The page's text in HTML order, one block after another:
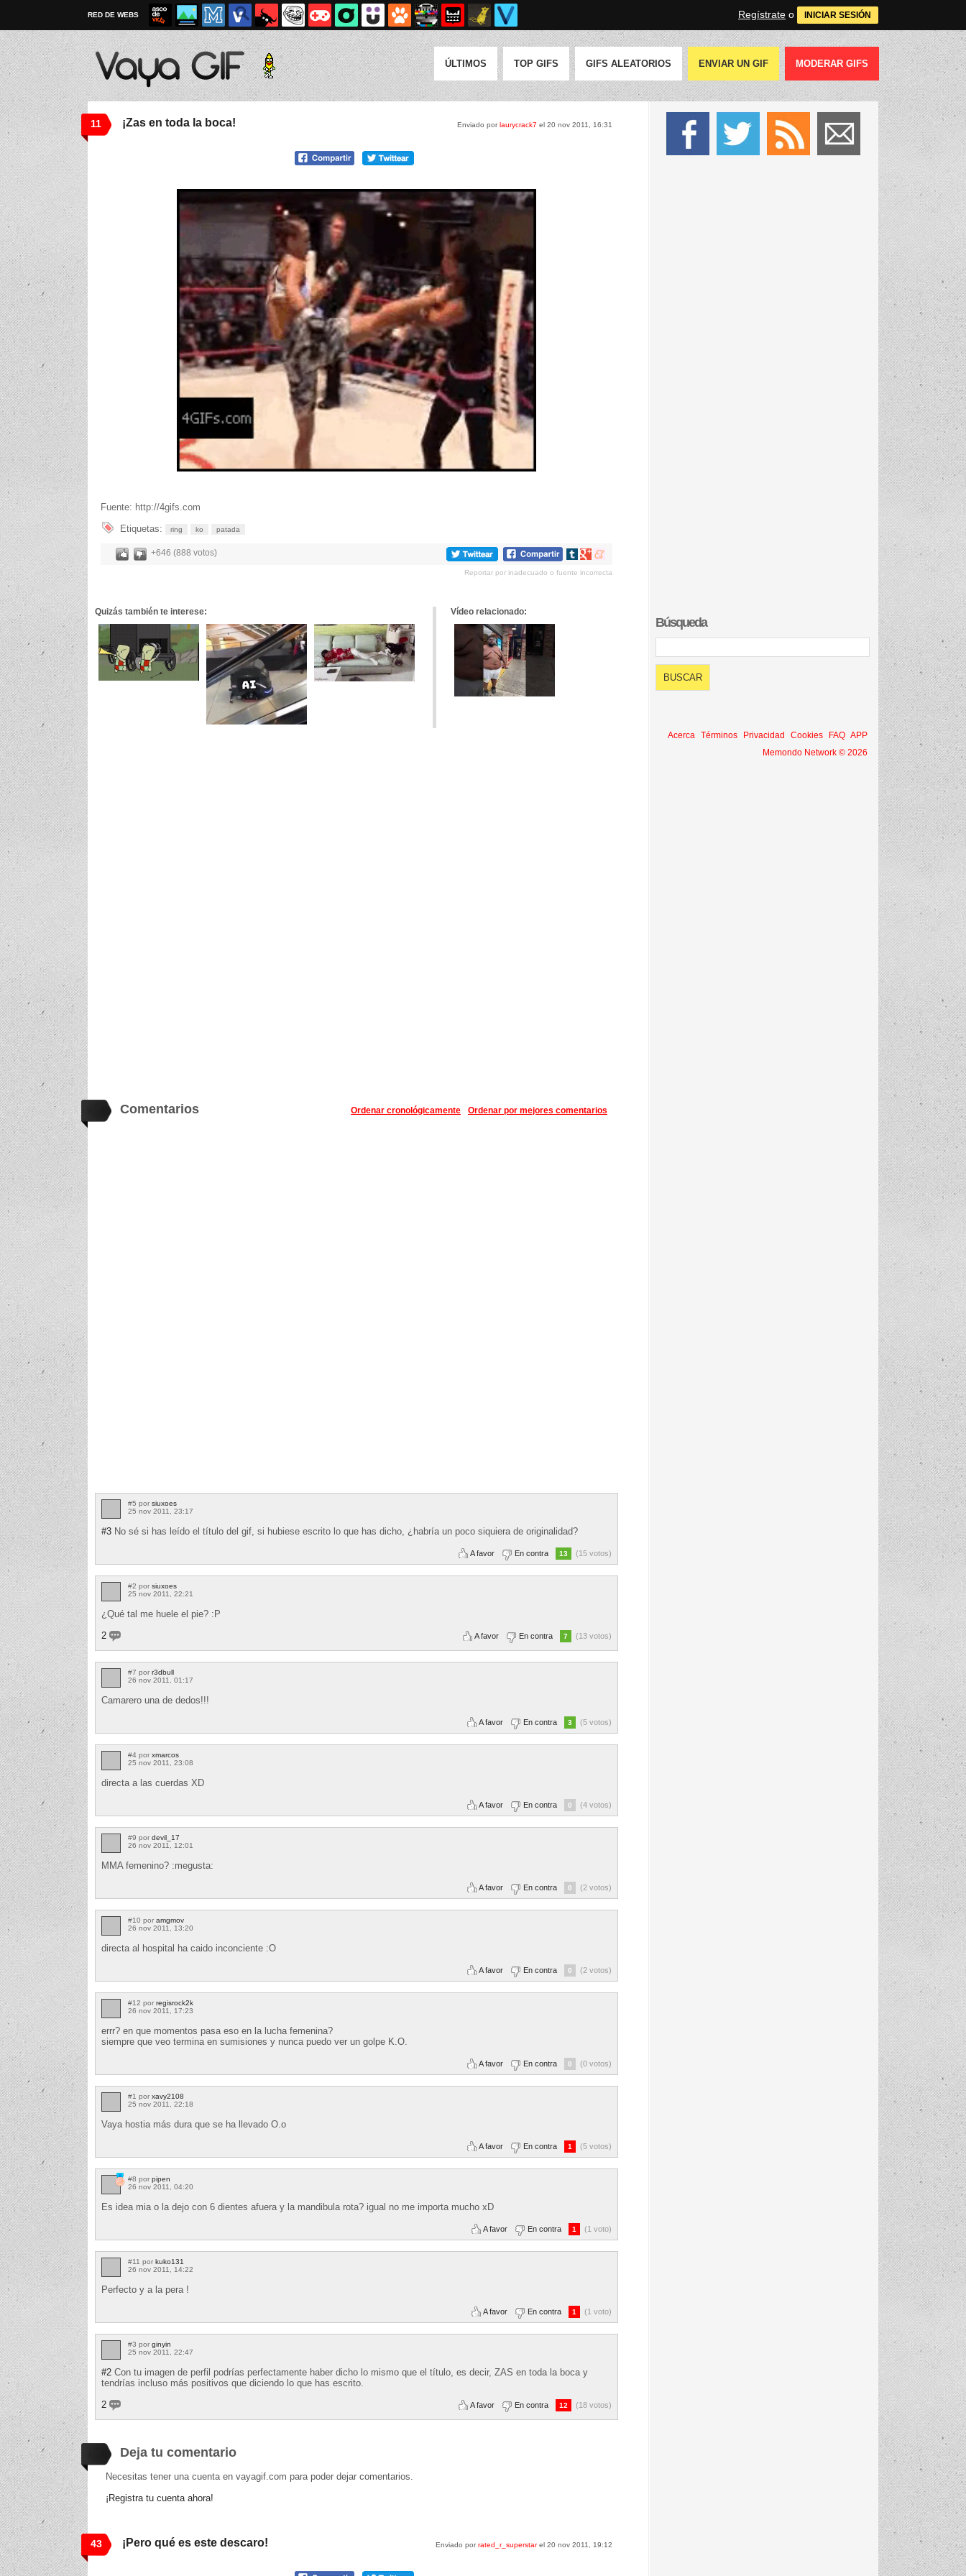
RED DE WEBS Regístrate o INICIAR SESIÓN
ÚLTIMOS TOP GIFS GIFS ALEATORIOS ENVIAR UN GIF MODERAR GIFS
11 Enviado porlaurycrack7 el 20 nov 2011, 16:31
¡Zas en toda la boca!
Fuente: http://4gifs.com
Etiquetas:
ring ko patada
+646 (888 votos)
Compartir
tumblr
Compartir
Google+
Compartir
meneame
Reportar por inadecuado o fuente incorrecta
Quizás también te interese: Vídeo relacionado:
Comentarios Ordenar por mejores comentarios
Ordenar cronológicamente
#5 por siuxoes
25 nov 2011, 23:17
#3 No sé si has leído el título del gif, si hubiese escrito lo que has dicho, ¿habría un poco siquiera de originalidad?
A favor En contra 13 (15 votos)
#2 por siuxoes
25 nov 2011, 22:21
¿Qué tal me huele el pie? :P
2
A favor En contra 7 (13 votos)
#7 por r3dbull
26 nov 2011, 01:17
Camarero una de dedos!!!
A favor En contra 3 (5 votos)
#4 por xmarcos
25 nov 2011, 23:08
directa a las cuerdas XD
A favor En contra 0 (4 votos)
#9 por devil_17
26 nov 2011, 12:01
MMA femenino? :megusta:
A favor En contra 0 (2 votos)
#10 por amgmov
26 nov 2011, 13:20
directa al hospital ha caido inconciente :O
A favor En contra 0 (2 votos)
#12 por regisrock2k
26 nov 2011, 17:23
errr? en que momentos pasa eso en la lucha femenina?
siempre que veo termina en sumisiones y nunca puedo ver un golpe K.O.
A favor En contra 0 (0 votos)
#1 por xavy2108
25 nov 2011, 22:18
Vaya hostia más dura que se ha llevado O.o
A favor En contra 1 (5 votos)
#8 por pipen
26 nov 2011, 04:20
Es idea mia o la dejo con 6 dientes afuera y la mandibula rota? igual no me importa mucho xD
A favor En contra 1 (1 voto)
#11 por kuko131
26 nov 2011, 14:22
Perfecto y a la pera !
A favor En contra 1 (1 voto)
#3 por ginyin
25 nov 2011, 22:47
#2 Con tu imagen de perfil podrías perfectamente haber dicho lo mismo que el título, es decir, ZAS en toda la boca y
tendrías incluso más positivos que diciendo lo que has escrito.
2
A favor En contra 12 (18 votos)
Deja tu comentario
Necesitas tener una cuenta en vayagif.com para poder dejar comentarios.
¡Registra tu cuenta ahora!
43 Enviado porrated_r_superstarel 20 nov 2011, 19:12
¡Pero qué es este descaro!
Búsqueda
Acerca Términos Privacidad Cookies FAQ APP
Memondo Network © 2026